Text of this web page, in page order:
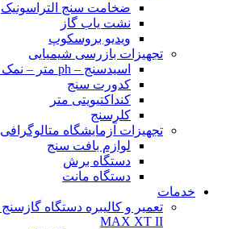
ضخامت سنج التراسونیک
نشت یاب گاز
ویدیو بروسکوپ
تجهیزات بازرسی شیمیایی
اسیدسنج – ph متر – نمک سنج
کدورت سنج
کنداکتیویتی متر
کلرسنج
تجهیزات آزمایشگاه متالوگرافی
لوازم بافت سنج
دستگاه برش
دستگاه مانت
خدمات
MAX XT II